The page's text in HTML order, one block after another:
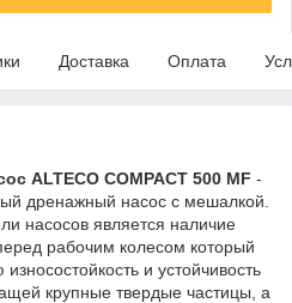
Доставка Оплата
ALTECO COMPACT 500 MF -
дренажный насос с мешалкой.
насосов является наличие
рабочим колесом который
и устойчивость
крупные твердые частицы, а